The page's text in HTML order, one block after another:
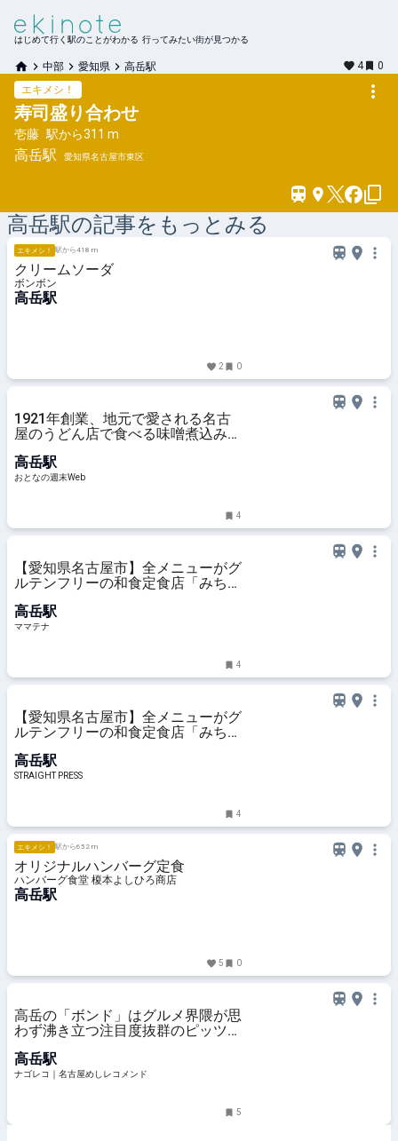
はじめて行く駅のことがわかる 行ってみたい街が見つかる
中部 愛知県 高岳駅 4
0
エキメシ！
寿司盛り合わせ
壱藤 駅から311 m
高岳駅 愛知県名古屋市東区
高岳駅の記事をもっとみる
エキメシ！ 駅から418 m
クリームソーダ
ボンボン
高岳駅
2 0
1921年創業、地元で愛される名古
屋のうどん店で食べる味噌煮込みう
高岳駅
おとなの週末Web
4
【愛知県名古屋市】全メニューがグ
ルテンフリーの和食定食店「みちの
| ママテナ
高岳駅
ママテナ
4
【愛知県名古屋市】全メニューがグ
ルテンフリーの和食定食店「みちの
高岳駅
STRAIGHT PRESS
4
エキメシ！ 駅から652 m
オリジナルハンバーグ定食
ハンバーグ食堂 榎本よしひろ商店
高岳駅
5 0
高岳の「ボンド」はグルメ界隈が思
わず沸き立つ注目度抜群のピッツェ
高岳駅
ナゴレコ｜名古屋めしレコメンド
5